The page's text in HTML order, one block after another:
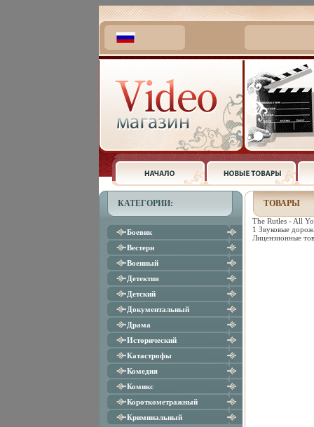
КАТЕГОРИИ:
Боевик
Вестерн
Военный
Детектив
Детский
Документальный
Драма
Исторический
Катастрофы
Комедия
Комикс
Короткометражный
Криминальный
ТОВАРЫ
The Rutles - All
1 Звуковые
Лицензионные